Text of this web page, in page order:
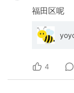
福田区呢
4